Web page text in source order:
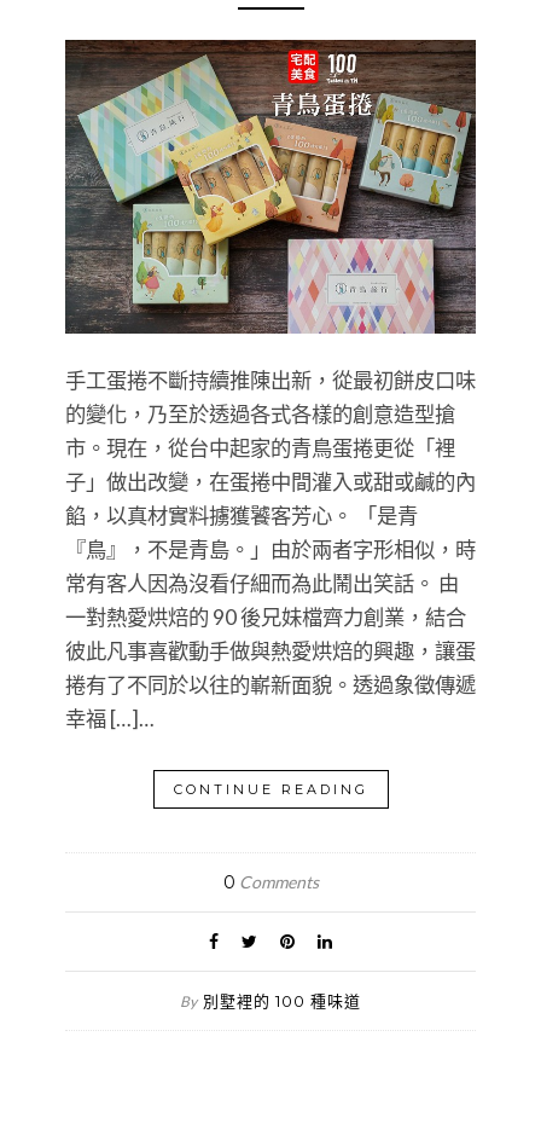
手工蛋捲不斷持續推陳出新，從最初餅皮口味
的變化，乃至於透過各式各樣的創意造型搶
市。現在，從台中起家的青鳥蛋捲更從「裡
子」做出改變，在蛋捲中間灌入或甜或鹹的內
餡，以真材實料擄獲饕客芳心。 「是青
『鳥』，不是青島。」由於兩者字形相似，時
常有客人因為沒看仔細而為此鬧出笑話。 由
一對熱愛烘焙的 90 後兄妹檔齊力創業，結合
彼此凡事喜歡動手做與熱愛烘焙的興趣，讓蛋
捲有了不同於以往的嶄新面貌。透過象徵傳遞
幸福 […]…
CONTINUE READING
0 Comments
By 別墅裡的 100 種味道